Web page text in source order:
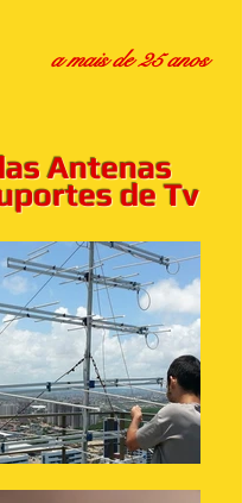
a mais de 25 anos
Antenas
de Tv